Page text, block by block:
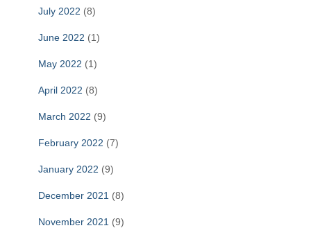
July 2022 (8)
June 2022 (1)
May 2022 (1)
April 2022 (8)
March 2022 (9)
February 2022 (7)
January 2022 (9)
December 2021 (8)
November 2021 (9)